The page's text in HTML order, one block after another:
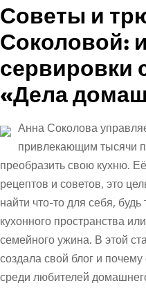
Советы и
Соколовой:
сервировки
«Дела
Анна Соколова
привлекающим тысячи
преобразить свою кухню.
рецептов и советов, это
найти что-то для себя,
кухонного пространства
семейного ужина. В этой
создала свой блог и
среди любителей